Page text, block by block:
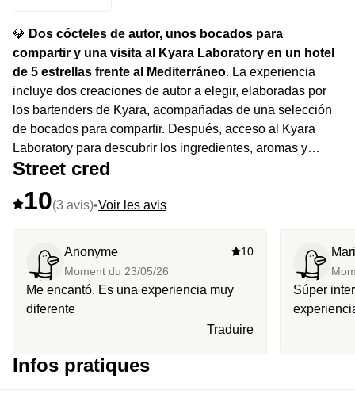
💎 Dos cócteles de autor, unos bocados para
compartir y una visita al Kyara Laboratory en un hotel
de 5 estrellas frente al Mediterráneo. La experiencia
incluye dos creaciones de autor a elegir, elaboradas por
los bartenders de Kyara, acompañadas de una selección
de bocados para compartir. Después, acceso al Kyara
Laboratory para descubrir los ingredientes, aromas y
técnicas que dan forma a los cócteles de la casa. El
degustación de uno de sus Martinis de autor.
Street cred
10(3 avis)•Voir les avis
Anonyme
Moment du 23/05/26
10
Me encantó. Es una experiencia muy
diferente
Traduire
Súper
Infos pratiques